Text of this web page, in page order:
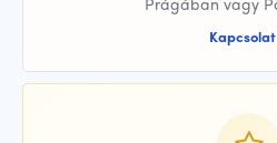
Kapcsolat